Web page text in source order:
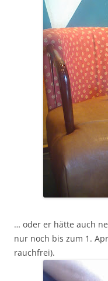
… oder er hätte auch
nur noch bis zum 1.
rauchfrei).